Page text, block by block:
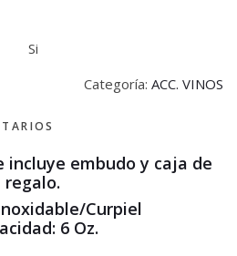
Si
Categoría: ACC. VINOS
incluye embudo y caja de
regalo.
Curpiel
6 Oz.